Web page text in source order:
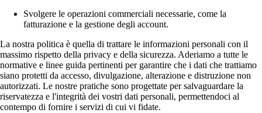
Svolgere le operazioni commerciali necessarie, come la
fatturazione e la gestione degli account.
La nostra politica è quella di trattare le informazioni personali con il
massimo rispetto della privacy e della sicurezza. Aderiamo a tutte le
normative e linee guida pertinenti per garantire che i dati che trattiamo
siano protetti da accesso, divulgazione, alterazione e distruzione non
autorizzati. Le nostre pratiche sono progettate per salvaguardare la
riservatezza e l'integrità dei vostri dati personali, permettendoci al
contempo di fornire i servizi di cui vi fidate.